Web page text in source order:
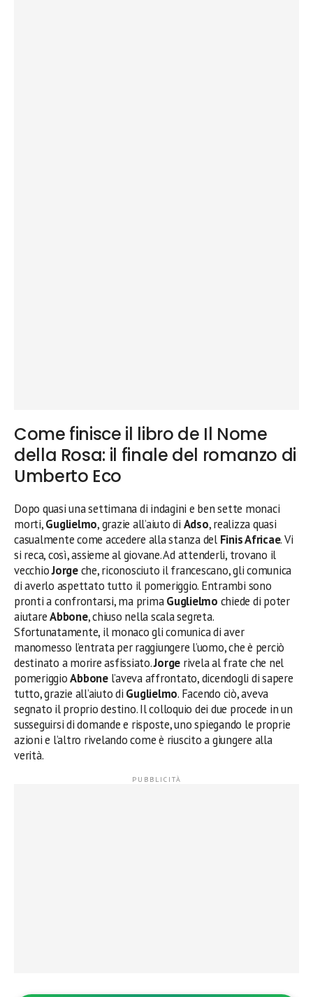
Come finisce il libro de Il Nome
della Rosa: il finale del romanzo di
Umberto Eco
Dopo quasi una settimana di indagini e ben sette monaci
morti,Guglielmo, grazie all’aiuto di Adso, realizza quasi
casualmente come accedere alla stanza del Finis Africae. Vi
si reca, così, assieme al giovane. Ad attenderli, trovano il
vecchioJorgeche, riconosciuto il francescano, gli comunica
di averlo aspettato tutto il pomeriggio. Entrambi sono
pronti a confrontarsi, ma primaGuglielmo chiede di poter
aiutareAbbone, chiuso nella scala segreta.
Sfortunatamente, il monaco gli comunica di aver
manomesso l’entrata per raggiungere l’uomo, che è perciò
destinato a morire asfissiato.Jorge rivela al frate che nel
pomeriggioAbbonel’aveva affrontato, dicendogli di sapere
tutto, grazie all’aiuto di Guglielmo. Facendo ciò, aveva
segnato il proprio destino. Il colloquio dei due procede in un
susseguirsi di domande e risposte, uno spiegando le proprie
azioni e l’altro rivelando come è riuscito a giungere alla
verità.